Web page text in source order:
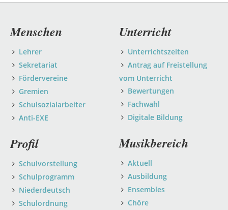
Navigation
Menschen
Lehrer
Sekretariat
Fördervereine
Gremien
Schulsozialarbeiter
Anti-EXE
Unterricht
Unterrichtszeiten
Antrag auf Freistellung
vom Unterricht
Bewertungen
Fachwahl
Digitale Bildung
Musikbereich
Aktuell
Ausbildung
Ensembles
Chöre
Profil
Schulvorstellung
Schulprogramm
Niederdeutsch
Schulordnung